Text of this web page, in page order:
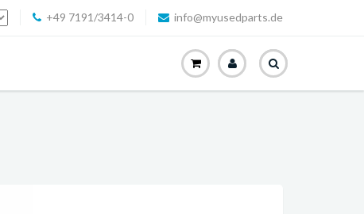
+49 7191/3414-0 info@myusedparts.de